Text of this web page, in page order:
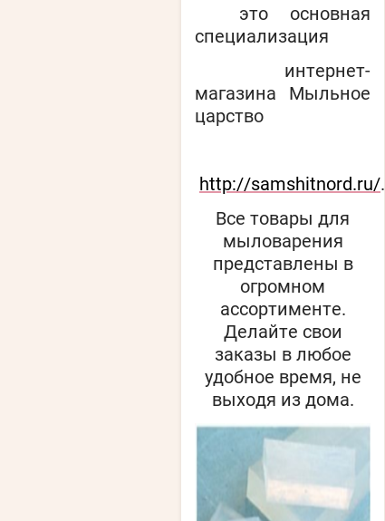
это основная
специализация
интернет-
магазина Мыльное
царство
http://samshitnord.ru/.
Все товары для
мыловарения
представлены в
огромном
ассортименте.
Делайте свои
заказы в любое
удобное время, не
выходя из дома.